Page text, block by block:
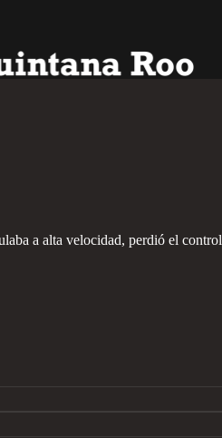
a alta velocidad, perdió el control